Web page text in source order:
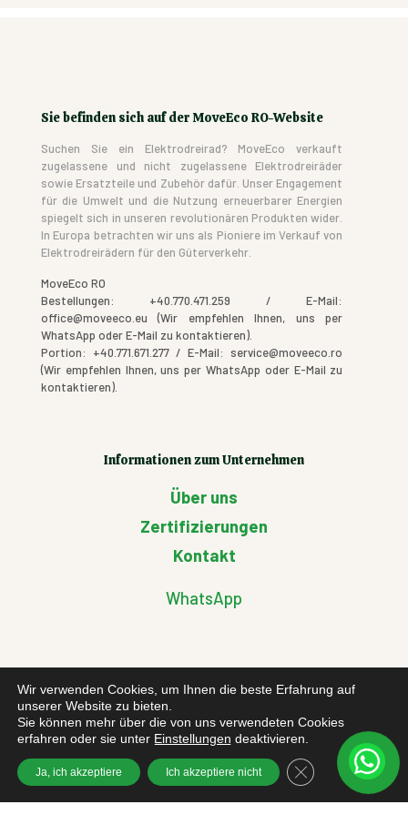
Sie befinden sich auf der MoveEco RO-Website
Suchen Sie ein Elektrodreirad? MoveEco verkauft
zugelassene und nicht zugelassene Elektrodreiräder
sowie Ersatzteile und Zubehör dafür. Unser Engagement
für die Umwelt und die Nutzung erneuerbarer Energien
spiegelt sich in unseren revolutionären Produkten wider.
In Europa betrachten wir uns als Pioniere im Verkauf von
Elektrodreirädern für den Güterverkehr.
MoveEco RO
Bestellungen: +40.770.471.259 / E-Mail:
office@moveeco.eu (Wir empfehlen Ihnen, uns per
WhatsApp oder E-Mail zu kontaktieren).
Portion: +40.771.671.277 / E-Mail: service@moveeco.ro
(Wir empfehlen Ihnen, uns per WhatsApp oder E-Mail zu
kontaktieren).
Informationen zum Unternehmen
Über uns
Zertifizierungen
Kontakt
WhatsApp
Rücksendungsformular
Cookie
Wir verwenden Cookies, um Ihnen die beste Erfahrung auf
unserer Website zu bieten.
Sie können mehr über die von uns verwendeten Cookies
erfahren oder sie unter Einstellungen deaktivieren.
Ja, ich akzeptiere Ich akzeptiere nicht GDPR Cookie-